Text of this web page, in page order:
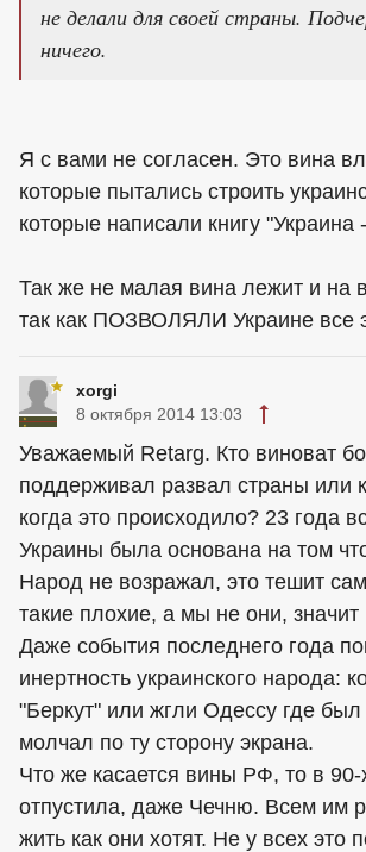
не делали для своей страны.
ничего.
Я с вами не согласен. Это вина
которые пытались строить
которые написали книгу "Украина
Так же не малая вина лежит и на
так как ПОЗВОЛЯЛИ Украине все
xorgi
8 октября 2014 13:03
Уважаемый Retarg. Кто виноват
поддерживал развал страны или
когда это происходило? 23 года
Украины была основана на том
Народ не возражал, это тешит
такие плохие, а мы не они,
Даже события последнего года
инертность украинского народа:
"Беркут" или жгли Одессу где
молчал по ту сторону экрана.
Что же касается вины РФ, то в 90-
отпустила, даже Чечню. Всем им
жить как они хотят. Не у всех это